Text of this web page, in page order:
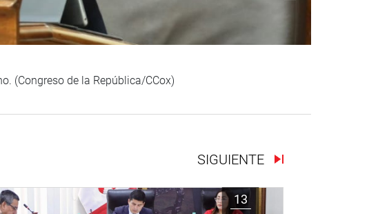
(Congreso de la República/CCox)
SIGUIENTE
13